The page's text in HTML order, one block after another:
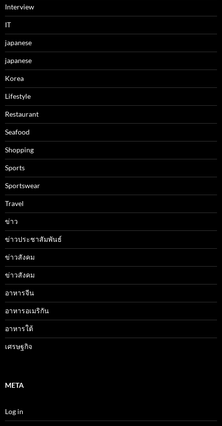
Interview
IT
japanese
japanese
Korea
Lifestyle
Restaurant
Seafood
Shopping
Sports
Sportswear
Travel
ข่าว
ข่าวประชาสัมพันธ์
ข่าวสังคม
ข่าวสังคม
อาหารจีน
อาหารอเมริกัน
อาหารใต้
เศรษฐกิจ
META
Log in